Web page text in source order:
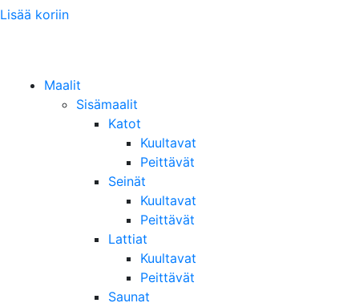
Lisää koriin
Maalit
Sisämaalit
Katot
Kuultavat
Peittävät
Seinät
Kuultavat
Peittävät
Lattiat
Kuultavat
Peittävät
Saunat